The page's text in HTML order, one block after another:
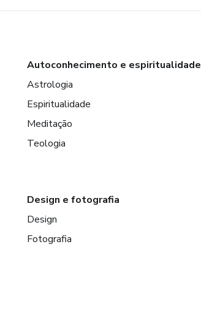
Autoconhecimento e espiritualidade
Astrologia
Espiritualidade
Meditação
Teologia
Design e fotografia
Design
Fotografia